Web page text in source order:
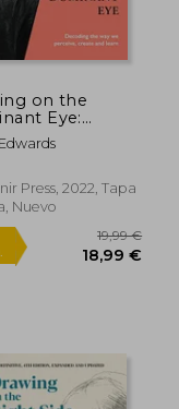
5%
dcto.
on the
Eye:
the way we
Create and
Press, 2022, Tapa
Nuevo